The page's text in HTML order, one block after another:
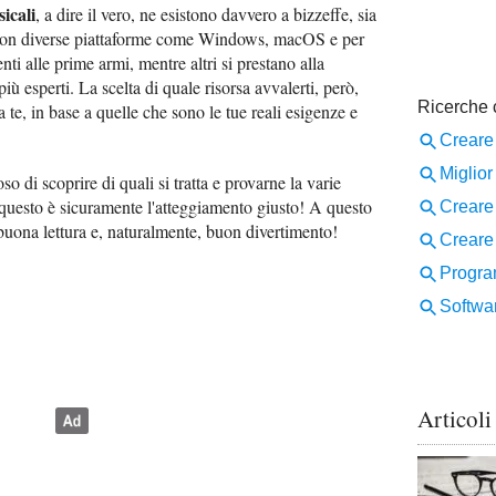
, a dire il vero, ne esistono davvero a bizzeffe, sia
diverse piattaforme come Windows, macOS e per
alle prime armi, mentre altri si prestano alla
esperti. La scelta di quale risorsa avvalerti, però,
in base a quelle che sono le tue reali esigenze e
di scoprire di quali si tratta e provarne la varie
è sicuramente l'atteggiamento giusto! A questo
lettura e, naturalmente, buon divertimento!
Articoli